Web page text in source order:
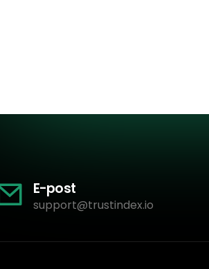
E-post
support@trustindex.io